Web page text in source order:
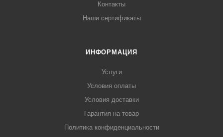
Контакты
Наши сертификаты
ИНФОРМАЦИЯ
Услуги
Условия оплаты
Условия доставки
Гарантия на товар
Политика конфиденциальности